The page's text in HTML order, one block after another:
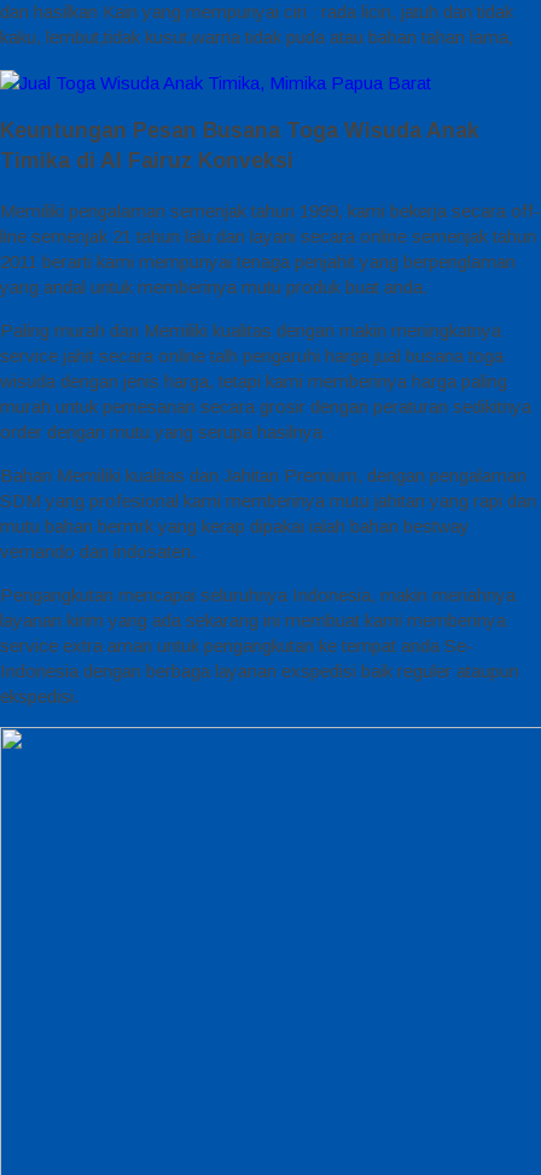
dan hasilkan Kain yang mempunyai ciri : rada licin, jatuh dan tidak
kaku, lembut,tidak kusut,warna tidak puda atau bahan tahan lama,
Keuntungan Pesan Busana Toga Wisuda Anak
Timika di Al Fairuz Konveksi
Memiliki pengalaman semenjak tahun 1999, kami bekerja secara off-
line semenjak 21 tahun lalu dan layani secara online semenjak tahun
2011 berarti kami mempunyai tenaga penjahit yang berpenglaman
yang andal untuk memberinya mutu produk buat anda.
Paling murah dan Memiliki kualitas dengan makin meningkatnya
service jahit secara online talh pengaruhi harga jual busana toga
wisuda dengan jenis harga, tetapi kami memberinya harga paling
murah untuk pemesanan secara grosir dengan peraturan sedikitnya
order dengan mutu yang serupa hasilnya
Bahan Memiliki kualitas dan Jahitan Premium, dengan pengalaman
SDM yang profesional kami memberinya mutu jahitan yang rapi dan
mutu bahan bermrk yang kerap dipakai ialah bahan bestway
vernando dan indosaten.
Pengangkutan mencapai seluruhnya Indonesia, makin meriahnya
layanan kirim yang ada sekarang ini membuat kami memberinya
service extra aman untuk pengangkutan ke tempat anda Se-
Indonesia dengan berbaga layanan exspedisi baik reguler ataupun
ekspedisi.